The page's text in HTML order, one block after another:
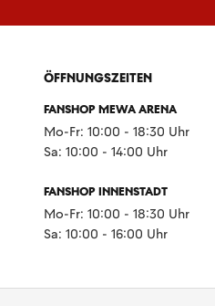
ÖFFNUNGSZEITEN
FANSHOP MEWA ARENA
Mo-Fr: 10:00 - 18:30 Uhr
Sa: 10:00 - 14:00 Uhr
FANSHOP INNENSTADT
Mo-Fr: 10:00 - 18:30 Uhr
Sa: 10:00 - 16:00 Uhr